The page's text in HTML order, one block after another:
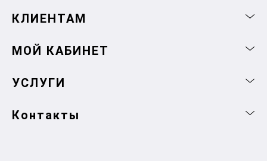
КЛИЕНТАМ
МОЙ КАБИНЕТ
УСЛУГИ
Контакты